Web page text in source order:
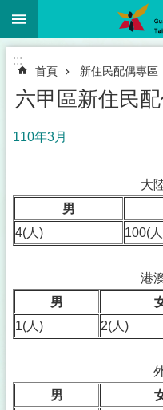
跳到主要內容區塊
:::
首頁 新住民配偶專區
六甲區新住民
110年3月
大
男
4(人)
100(
港
男
1(人)
2(人)
男